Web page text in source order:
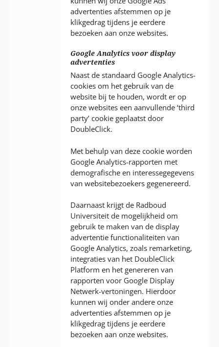
advertenties afstemmen op je
klikgedrag tijdens je eerdere
bezoeken aan onze websites.
Google Analytics voor display
advertenties
Naast de standaard Google Analytics-
cookies om het gebruik van de
website bij te houden, wordt er op
onze websites een aanvullende ‘third
party’ cookie geplaatst door
DoubleClick.
Met behulp van deze cookie worden
Google Analytics-rapporten met
demografische en interessegegevens
van websitebezoekers gegenereerd.
Daarnaast krijgt de Radboud
Universiteit de mogelijkheid om
gebruik te maken van de display
advertentie functionaliteiten van
Google Analytics, zoals remarketing,
integraties van het DoubleClick
Platform en het genereren van
rapporten voor Google Display
Netwerk-vertoningen. Hierdoor
kunnen wij onder andere onze
advertenties afstemmen op je
klikgedrag tijdens je eerdere
bezoeken aan onze websites.